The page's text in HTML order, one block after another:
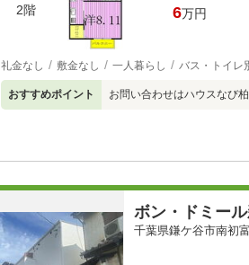
2階 6万円
礼金なし 敷金なし 一人暮らし バス・トイレ
おすすめポイント お問い合わせはハウスなび
ボン・ドミー
千葉県鎌ケ谷市南初